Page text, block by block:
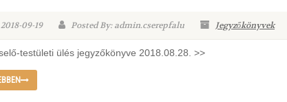
2018-09-19 Posted By: admin.cserepfalu Jegyzőkönyvek
testületi ülés jegyzőkönyve 2018.08.28. >>